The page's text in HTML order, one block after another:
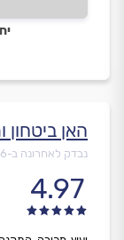
האן
נבדק לאחרונה ב-
4.97